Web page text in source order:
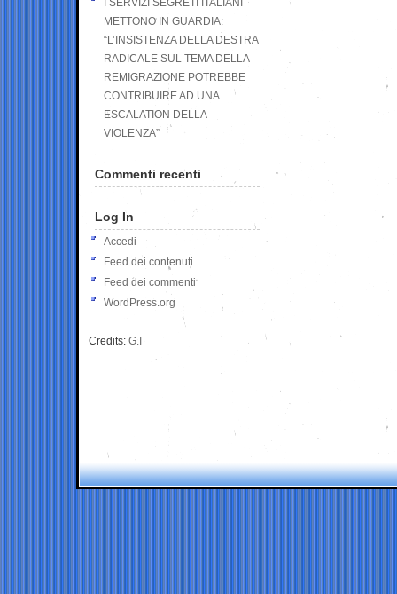
I SERVIZI SEGRETI ITALIANI
METTONO IN GUARDIA:
“L’INSISTENZA DELLA DESTRA
RADICALE SUL TEMA DELLA
REMIGRAZIONE POTREBBE
CONTRIBUIRE AD UNA
ESCALATION DELLA
VIOLENZA”
Commenti recenti
Log In
Accedi
Feed dei contenuti
Feed dei commenti
WordPress.org
Credits: G.I